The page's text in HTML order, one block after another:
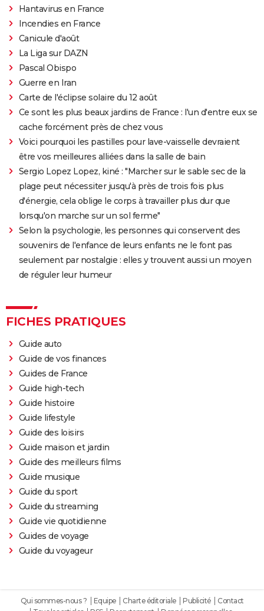
1964 GaliaRôle: Galia
1964 Monsieur
1963 Pouic Pouic
1963 Des Pissenlits par la racine
1962 Les VeinardsRôle: Jacqueline
Hantavirus en France
Incendies en France
Canicule d'août
La Liga sur DAZN
Pascal Obispo
Guerre en Iran
Carte de l'éclipse solaire du 12 août
Ce sont les plus beaux jardins de France : l'un d'entre eux se
cache forcément près de chez vous
Voici pourquoi les pastilles pour lave-vaisselle devraient
être vos meilleures alliées dans la salle de bain
Sergio Lopez Lopez, kiné : "Marcher sur le sable sec de la
plage peut nécessiter jusqu'à près de trois fois plus
d'énergie, cela oblige le corps à travailler plus dur que
lorsqu'on marche sur un sol ferme"
Selon la psychologie, les personnes qui conservent des
souvenirs de l'enfance de leurs enfants ne le font pas
seulement par nostalgie : elles y trouvent aussi un moyen
de réguler leur humeur
FICHES PRATIQUES
Guide auto
Guide de vos finances
Guides de France
Guide high-tech
Guide histoire
Guide lifestyle
Guide des loisirs
Guide maison et jardin
Guide des meilleurs films
Guide musique
Guide du sport
Guide du streaming
Guide vie quotidienne
Guides de voyage
Guide du voyageur
Qui sommes-nous ? Equipe Charte éditoriale Publicité
Contact